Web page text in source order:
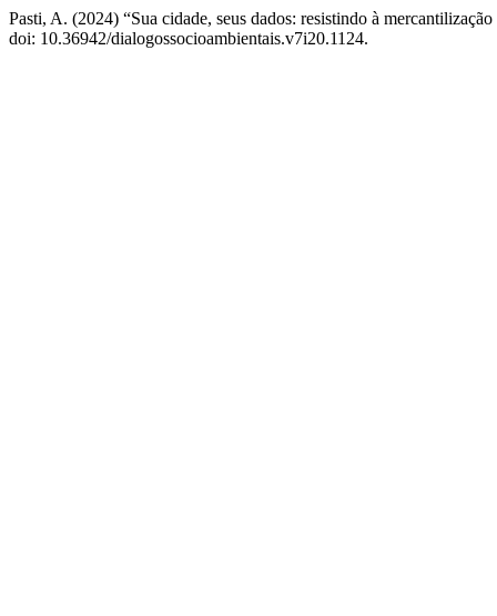
Pasti, A. (2024) “Sua cidade, seus dados: resistindo à
doi: 10.36942/dialogossocioambientais.v7i20.1124.